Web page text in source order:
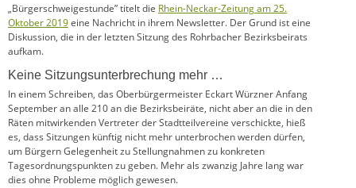
„Bürgerschweigestunde” titelt die Rhein-Neckar-Zeitung am 25.
Oktober 2019eine Nachricht in ihrem Newsletter. Der Grund ist eine
Diskussion, die in der letzten Sitzung des Rohrbacher Bezirksbeirats
aufkam.
Keine Sitzungsunterbrechung mehr …
In einem Schreiben, das Oberbürgermeister Eckart Würzner Anfang
September an alle 210 an die Bezirksbeiräte, nicht aber an die in den
Räten mitwirkenden Vertreter der Stadtteilvereine verschickte, hieß
es, dass Sitzungen künftig nicht mehr unterbrochen werden dürfen,
um Bürgern Gelegenheit zu Stellungnahmen zu konkreten
Tagesordnungspunkten zu geben. Mehr als zwanzig Jahre lang war
dies ohne Probleme möglich gewesen.